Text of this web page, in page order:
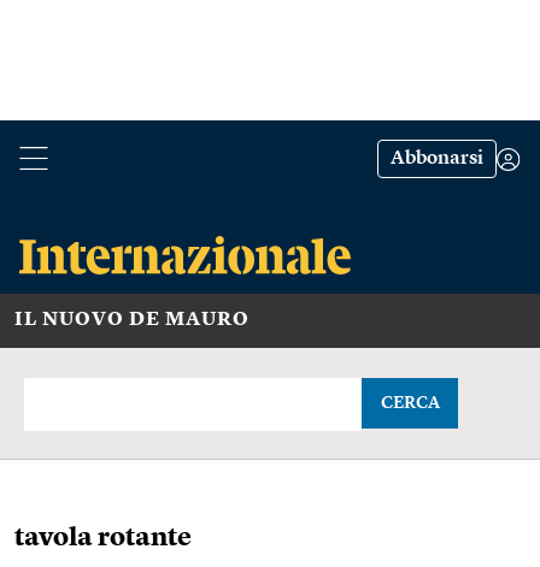
Abbonarsi
IL NUOVO DE MAURO
CERCA
tavola rotante